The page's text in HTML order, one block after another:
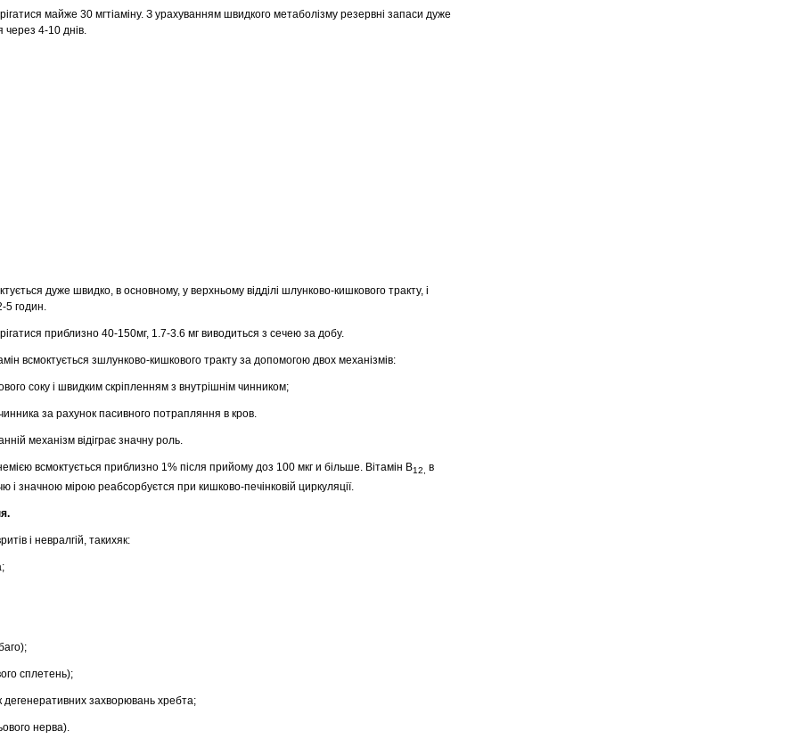
майже 30 мгтіаміну. З урахуванням швидкого метаболізму резервні запаси дуже
4-10 днів.
дуже швидко, в основному, у верхньому відділі шлунково-кишкового тракту, і
годин.
приблизно 40-150мг, 1.7-3.6 мг виводиться з сечею за добу.
всмоктується зшлунково-кишкового тракту за допомогою двох механізмів:
соку і швидким скріпленням з внутрішнім чинником;
за рахунок пасивного потрапляння в кров.
механізм відіграє значну роль.
всмоктується приблизно 1% після прийому доз 100 мкг и більше. Вітамін В12,
в
і значною мірою реабсорбуєтся при кишково-печінковій циркуляції.
і невралгій, такихяк:
сплетень);
дегенеративних захворювань хребта;
нерва).